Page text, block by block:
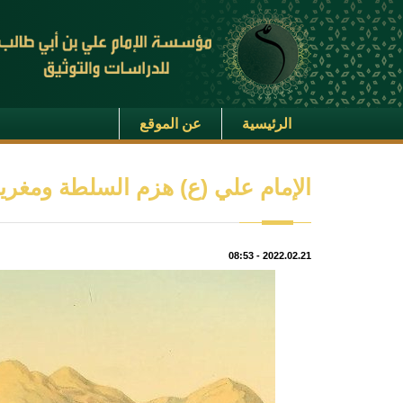
الرئيسية عن الموقع
الإمام علي (ع) هزم السلطة
2022.02.21
-
08:53